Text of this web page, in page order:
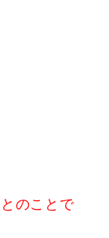
のことで